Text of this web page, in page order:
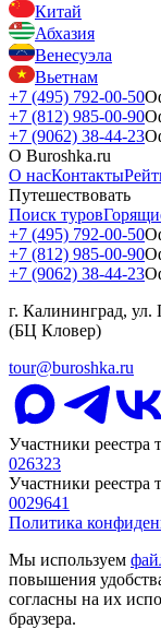
Китай
Абхазия
Венесуэла
Вьетнам
+7 (495) 792-00-50
+7 (812) 985-00-90
+7 (9062) 38-44-23
О Buroshka.ru
О насКонтакты
Путешествовать
Поиск туров
+7 (495) 792-00-50
+7 (812) 985-00-90
+7 (9062) 38-44-23
г. Калининград,
(БЦ Кловер)
tour@buroshka.ru
Участники реестра
026323
Участники реестра
0029641
Политика
Мы используем
повышения
согласны на их
браузера.